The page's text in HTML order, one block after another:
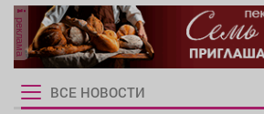
Объявления Недвижимость
реклама
Рукбрики
новостей
ВСЕ НОВОСТИ